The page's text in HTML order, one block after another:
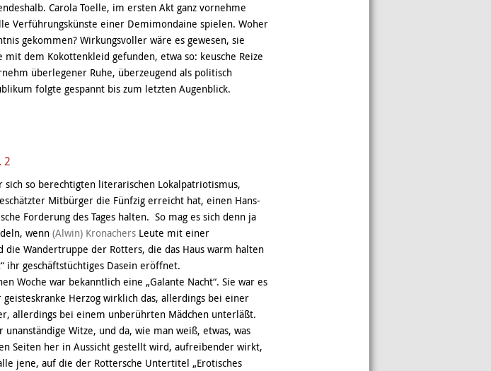
Carola Toelle, im ersten Akt ganz vornehme
Verführungskünste einer Demimondaine spielen. Woher
gekommen? Wirkungsvoller wäre es gewesen, sie
dem Kokottenkleid gefunden, etwa so: keusche Reize
überlegener Ruhe, überzeugend als politisch
folgte gespannt bis zum letzten Augenblick.
2
so berechtigten literarischen Lokalpatriotismus,
Mitbürger die Fünfzig erreicht hat, einen Hans-
Forderung des Tages halten. So mag es sich denn ja
wenn (Alwin) Kronachers Leute mit einer
die Wandertruppe der Rotters, die das Haus warm halten
ihr geschäftstüchtiges Dasein eröffnet.
Woche war bekanntlich eine „Galante Nacht“. Sie war es
Herzog wirklich das, allerdings bei einer
allerdings bei einem unberührten Mädchen unterläßt.
Witze, und da, wie man weiß, etwas, was
Seiten her in Aussicht gestellt wird, aufreibender wirkt,
jene, auf die der Rottersche Untertitel „Erotisches